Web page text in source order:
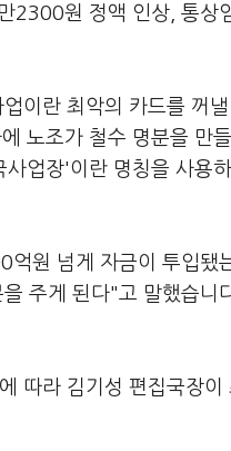
2300원 정액 인상, 통
이란 최악의 카드를 꺼
노조가 철수 명분을 만
업장'이란 명칭을 사용
원 넘게 자금이 투입됐
주게 된다"고 말했습니
따라 김기성 편집국장이